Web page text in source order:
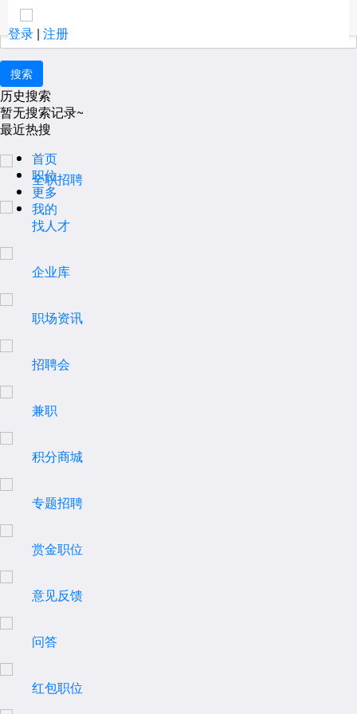
登录 | 注册
安顺大家都在搜：
全职招聘
找人才
企业库
职场资讯
招聘会
兼职
积分商城
专题招聘
赏金职位
意见反馈
问答
红包职位
取消
历史搜索
暂无搜索记录~
最近热搜
首页
职位
更多
我的